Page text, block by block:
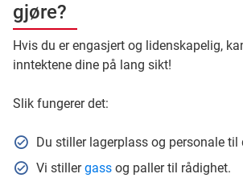
gjøre?
Hvis du er engasjert og lidenskapelig,
inntektene dine på lang sikt!
Slik fungerer det:
Du stiller lagerplass og personale til
Vi stillergass og paller til rådighet.